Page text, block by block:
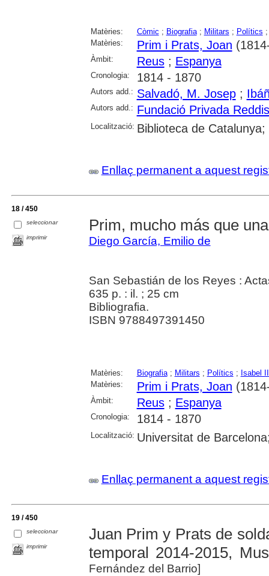
Matèries: Còmic ; Biografia; Militars ; Polítics
Matèries:
Prim i Prats, Joan
Àmbit: Reus; Espanya
Cronologia: 1814 - 1870
Autors add.: Salvadó, M. Josep;
Autors add.: Fundació Privada Reddis
Localització: Biblioteca de
Enllaç permanent a aquest
18 / 450
seleccionar
imprimir
Prim, mucho más que
Diego García, Emilio de
San Sebastián de los Reyes :
635 p. : il. ; 25 cm
Bibliografia.
ISBN 9788497391450
Matèries: Biografia; Militars ; Polítics ; Isabel
Matèries:
Prim i Prats, Joan
Àmbit: Reus; Espanya
Cronologia: 1814 - 1870
Localització: Universitat de
Enllaç permanent a aquest
19 / 450
seleccionar
imprimir
Juan Prim y Prats de
temporal 2014-2015,
Fernández del Barrio]